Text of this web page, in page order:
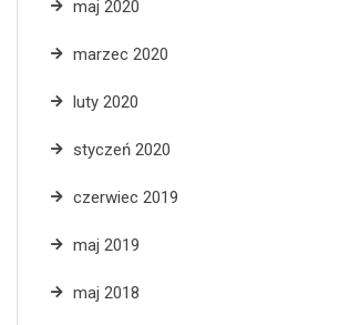
maj 2020
marzec 2020
luty 2020
styczeń 2020
czerwiec 2019
maj 2019
maj 2018